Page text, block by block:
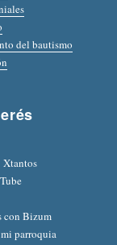
del bautismo
Xtantos
con Bizum
parroquia